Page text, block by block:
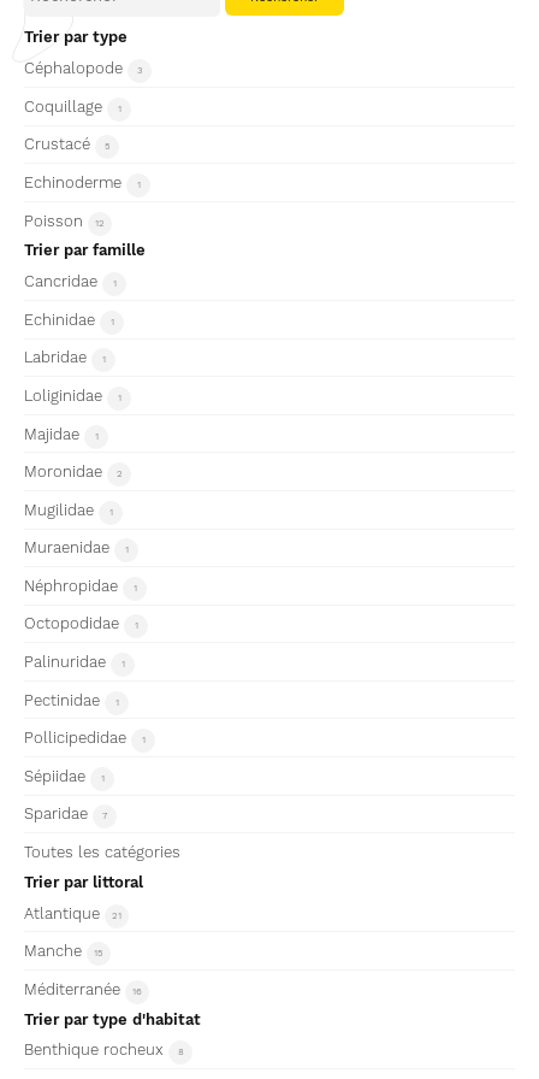
Trier par type
Céphalopode
3
Coquillage 1
Crustacé 5
Echinoderme 1
Poisson 12
Trier par famille
Cancridae
1
Echinidae 1
Labridae 1
Loliginidae 1
Majidae 1
Moronidae 2
Mugilidae 1
Muraenidae 1
Néphropidae 1
Octopodidae 1
Palinuridae 1
Pectinidae 1
Pollicipedidae 1
Sépiidae 1
Sparidae 7
Toutes les catégories
Trier par littoral
Atlantique
21
Manche 15
Méditerranée 16
Trier par type d'habitat
Benthique rocheux
8